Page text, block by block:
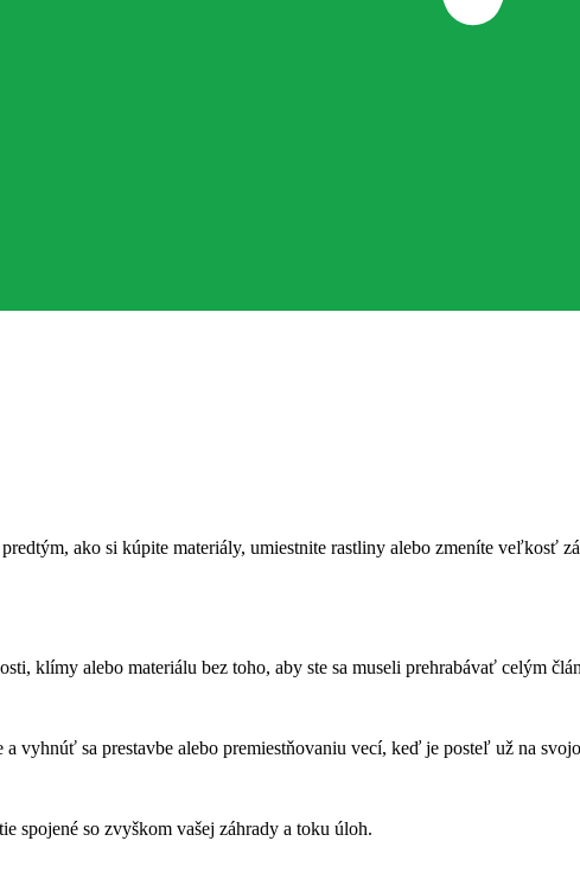
ako si kúpite materiály, umiestnite rastliny alebo zmeníte veľkosť
klímy alebo materiálu bez toho, aby ste sa museli prehrabávať celým
vyhnúť sa prestavbe alebo premiestňovaniu vecí, keď je posteľ už na
spojené so zvyškom vašej záhrady a toku úloh.